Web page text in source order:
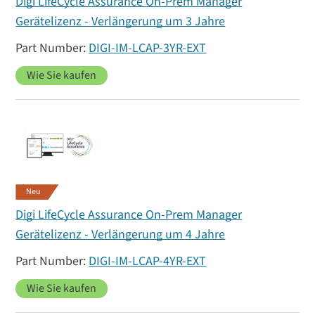
Gerätelizenz - Verlängerung um 3 Jahre
DIGI-IM-LCAP-3YR-EXT
Wie Sie kaufen
Neu
Digi LifeCycle Assurance On-Prem Manager
Gerätelizenz - Verlängerung um 4 Jahre
DIGI-IM-LCAP-4YR-EXT
Wie Sie kaufen